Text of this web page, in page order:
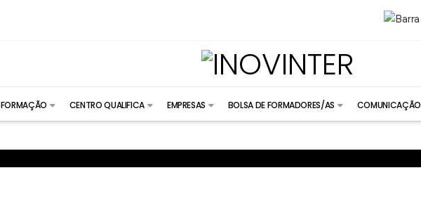
FORMAÇÃO CENTRO QUALIFICA EMPRESAS BOLSA DE FORMADORES/AS COMUNICAÇÃO